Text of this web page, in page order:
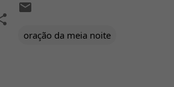
oração da meia noite